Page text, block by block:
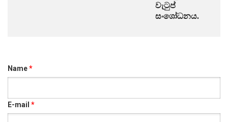
වැටුප්
සංශෝධනය.
Name*
E-mail *